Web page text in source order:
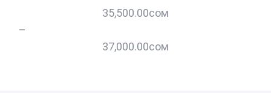
35,500.00сом
–
37,000.00сом